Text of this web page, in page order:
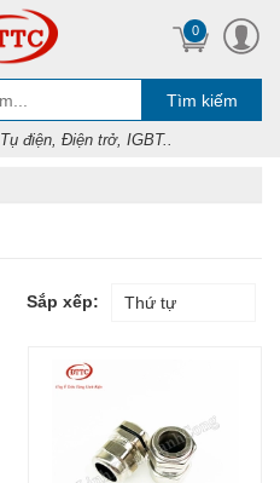
0
Tìm kiếm
Tụ điện, Điện trở, IGBT..
Sắp xếp: Thứ tự